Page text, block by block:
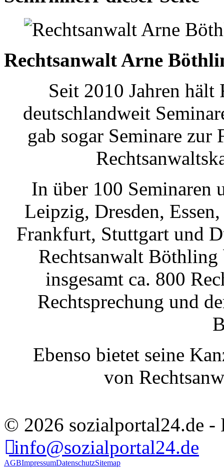
Rechtsanwalt Arne
Seit 2010 Jahren
deutschlandweit
gab sogar Seminare
In über 100
Leipzig, Dresden,
Frankfurt, Stuttgart und
Rechtsanwalt
insgesamt ca. 800
Rechtsprechung und
Ebenso bietet seine
von
© 2026 sozialportal24.de -
info@sozialportal24.de
AGBImpressumDatenschutzSitemap